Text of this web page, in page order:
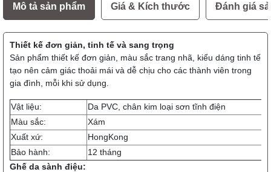
Mô tả sản phẩm Giá & Kích thước Đánh giá
Thiết kế đơn giản, tinh tế và sang trọng
Sản phẩm thiết kế đơn giản, màu sắc trang nhã, kiểu dáng tinh tế
tạo nên cảm giác thoải mái và dễ chịu cho các thành viên trong
gia đình, mỗi khi sử dụng.
Vật liệu:
Da PVC, chân kim loại sơn tĩnh điện
Màu sắc:
Xám
Xuất xứ:
HongKong
Bảo hành:
12 tháng
Ghế da sành điệu: